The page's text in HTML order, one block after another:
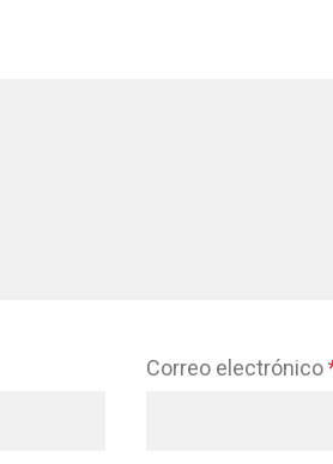
Correo electrónico